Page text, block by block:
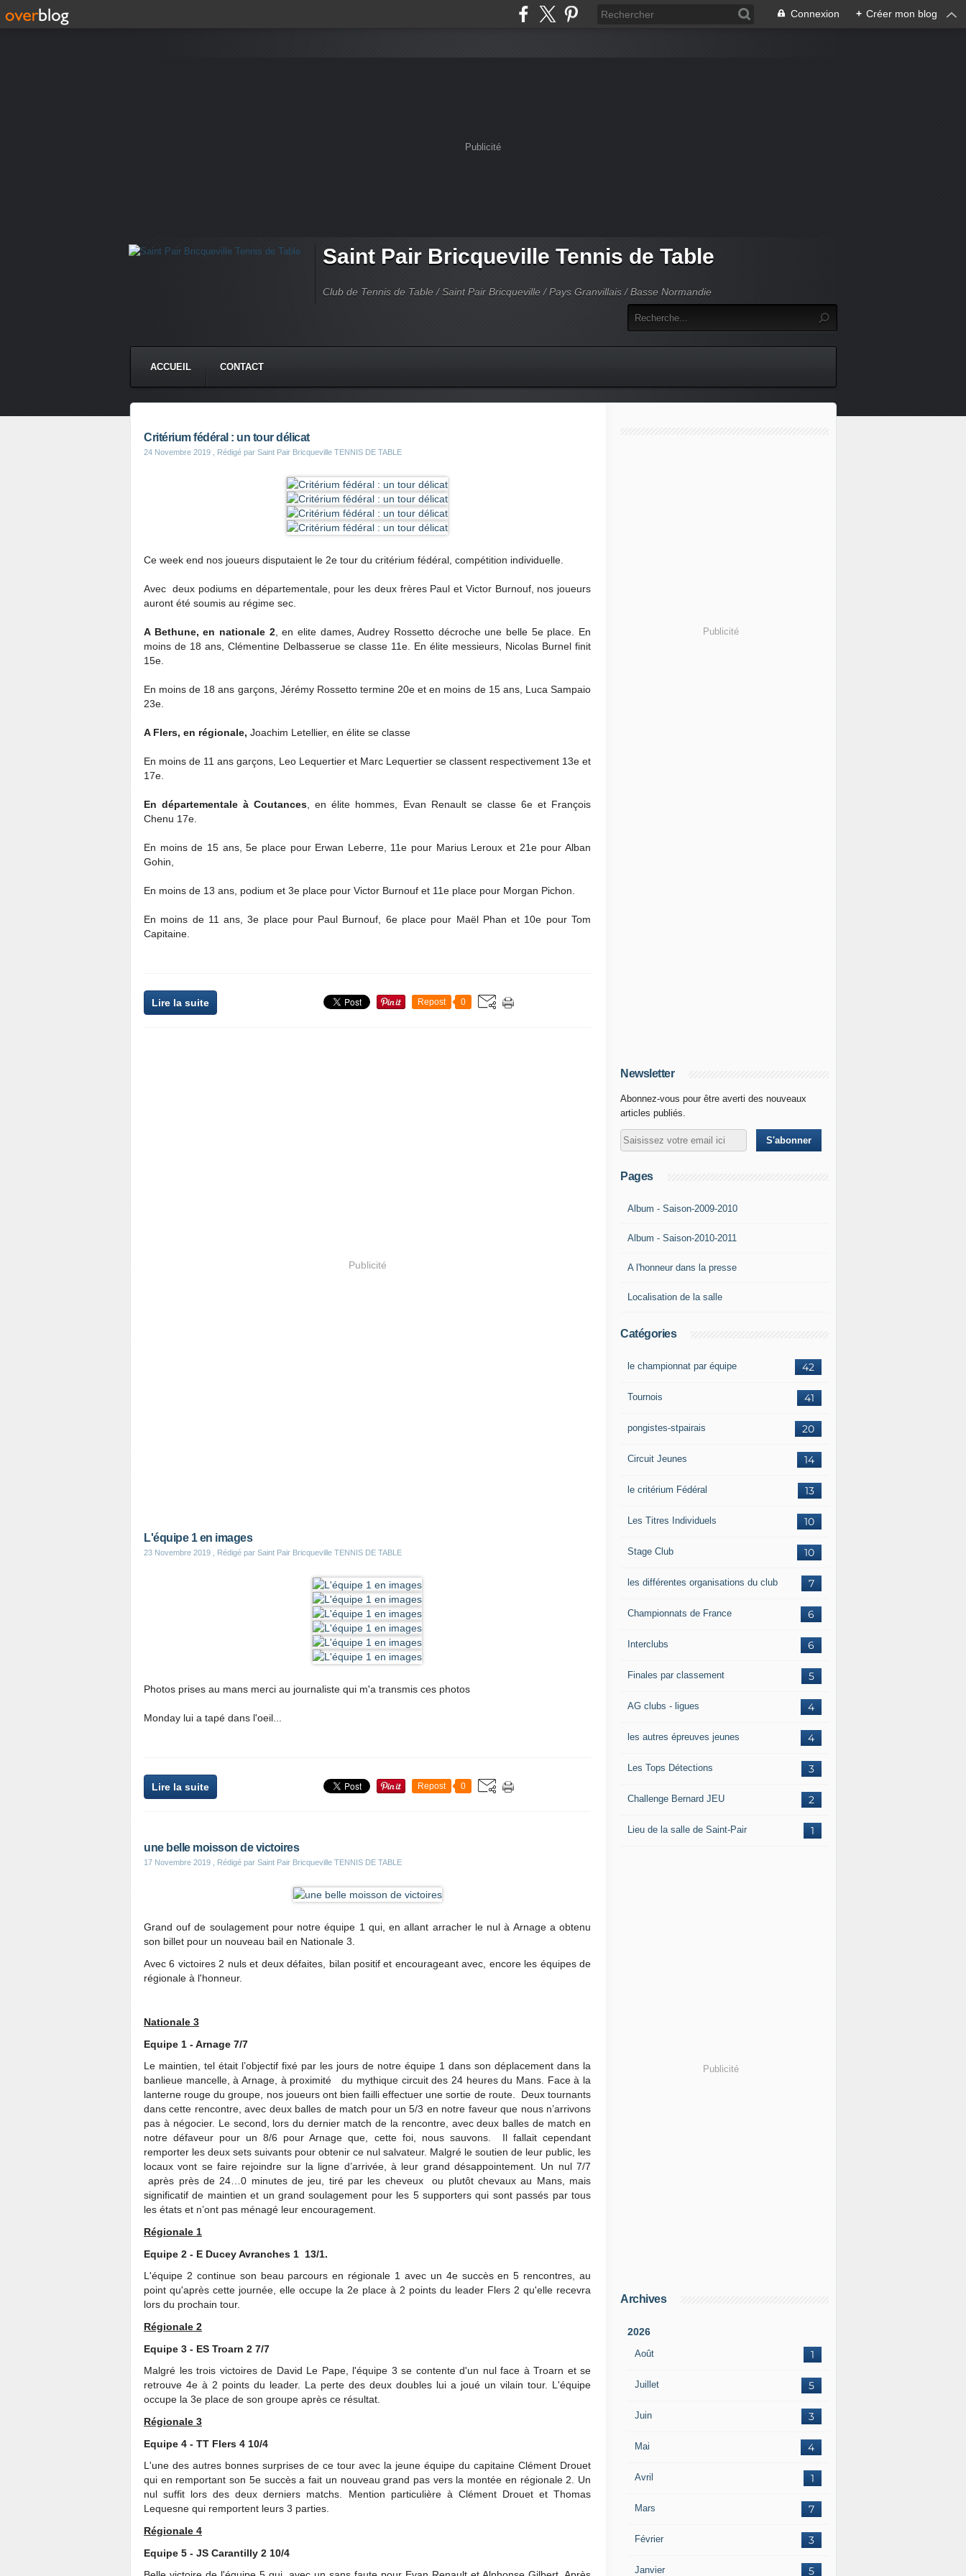
Connexion + Créer mon blog
Publicité
Saint Pair Bricqueville Tennis de Table
Club de Tennis de Table / Saint Pair Bricqueville / Pays Granvillais / Basse Normandie
ACCUEIL CONTACT
Critérium fédéral : un tour délicat
24 Novembre 2019 , Rédigé par Saint Pair Bricqueville TENNIS DE TABLE
Ce week end nos joueurs disputaient le 2e tour du critérium fédéral, compétition individuelle.
Avec deux podiums en départementale, pour les deux frères Paul et Victor Burnouf, nos joueurs
auront été soumis au régime sec.
A Bethune, en nationale 2, en elite dames, Audrey Rossetto décroche une belle 5e place. En
moins de 18 ans, Clémentine Delbasserue se classe 11e. En élite messieurs, Nicolas Burnel finit
15e.
En moins de 18 ans garçons, Jérémy Rossetto termine 20e et en moins de 15 ans, Luca Sampaio
23e.
A Flers, en régionale, Joachim Letellier, en élite se classe
En moins de 11 ans garçons, Leo Lequertier et Marc Lequertier se classent respectivement 13e et
17e.
En départementale à Coutances , en élite hommes, Evan Renault se classe 6e et François
Chenu 17e.
En moins de 15 ans, 5e place pour Erwan Leberre, 11e pour Marius Leroux et 21e pour Alban
Gohin,
En moins de 13 ans, podium et 3e place pour Victor Burnouf et 11e place pour Morgan Pichon.
En moins de 11 ans, 3e place pour Paul Burnouf, 6e place pour Maël Phan et 10e pour Tom
Capitaine.
Lire la suite Repost 0
Publicité
L'équipe 1 en images
23 Novembre 2019 , Rédigé par Saint Pair Bricqueville TENNIS DE TABLE
Photos prises au mans merci au journaliste qui m'a transmis ces photos
Monday lui a tapé dans l'oeil...
Lire la suite Repost 0
une belle moisson de victoires
17 Novembre 2019 , Rédigé par Saint Pair Bricqueville TENNIS DE TABLE
Grand ouf de soulagement pour notre équipe 1 qui, en allant arracher le nul à Arnage a obtenu
son billet pour un nouveau bail en Nationale 3.
Avec 6 victoires 2 nuls et deux défaites, bilan positif et encourageant avec, encore les équipes de
régionale à l'honneur.
Nationale 3
Equipe 1 - Arnage 7/7
Le maintien, tel était l’objectif fixé par les jours de notre équipe 1 dans son déplacement dans la
banlieue mancelle, à Arnage, à proximité du mythique circuit des 24 heures du Mans. Face à la
lanterne rouge du groupe, nos joueurs ont bien failli effectuer une sortie de route. Deux tournants
dans cette rencontre, avec deux balles de match pour un 5/3 en notre faveur que nous n’arrivons
pas à négocier. Le second, lors du dernier match de la rencontre, avec deux balles de match en
notre défaveur pour un 8/6 pour Arnage que, cette foi, nous sauvons. Il fallait cependant
remporter les deux sets suivants pour obtenir ce nul salvateur. Malgré le soutien de leur public, les
locaux vont se faire rejoindre sur la ligne d’arrivée, à leur grand désappointement. Un nul 7/7
après près de 24…0 minutes de jeu, tiré par les cheveux ou plutôt chevaux au Mans, mais
significatif de maintien et un grand soulagement pour les 5 supporters qui sont passés par tous
les états et n’ont pas ménagé leur encouragement.
Régionale 1
Equipe 2 - E Ducey Avranches 1 13/1.
L'équipe 2 continue son beau parcours en régionale 1 avec un 4e succès en 5 rencontres, au
point qu'après cette journée, elle occupe la 2e place à 2 points du leader Flers 2 qu'elle recevra
lors du prochain tour.
Régionale 2
Equipe 3 - ES Troarn 2 7/7
Malgré les trois victoires de David Le Pape, l'équipe 3 se contente d'un nul face à Troarn et se
retrouve 4e à 2 points du leader. La perte des deux doubles lui a joué un vilain tour. L'équipe
occupe la 3e place de son groupe après ce résultat.
Régionale 3
Equipe 4 - TT Flers 4 10/4
L'une des autres bonnes surprises de ce tour avec la jeune équipe du capitaine Clément Drouet
qui en remportant son 5e succès a fait un nouveau grand pas vers la montée en régionale 2. Un
nul suffit lors des deux derniers matchs. Mention particulière à Clément Drouet et Thomas
Lequesne qui remportent leurs 3 parties.
Régionale 4
Equipe 5 - JS Carantilly 2 10/4
Publicité
Newsletter
Abonnez-vous pour être averti des nouveaux
articles publiés.
Pages
Album - Saison-2009-2010
Album - Saison-2010-2011
A l'honneur dans la presse
Localisation de la salle
Catégories
42
le championnat par équipe
41
Tournois
20
pongistes-stpairais
14
Circuit Jeunes
13
le critérium Fédéral
10
Les Titres Individuels
10
Stage Club
7
les différentes organisations du club
6
Championnats de France
6
Interclubs
5
Finales par classement
4
AG clubs - ligues
4
les autres épreuves jeunes
3
Les Tops Détections
2
Challenge Bernard JEU
1
Lieu de la salle de Saint-Pair
Publicité
Archives
2026
Août 1
Juillet 5
Juin 3
Mai 4
Avril 1
Mars 7
Février 3
Janvier 5